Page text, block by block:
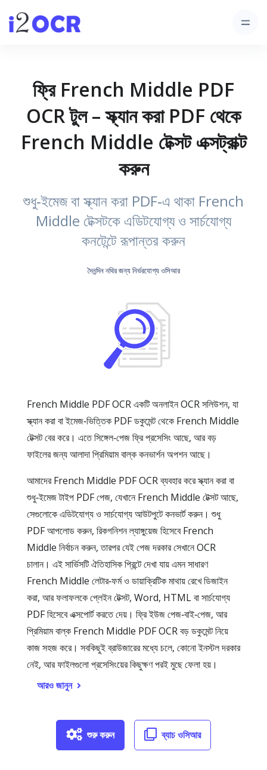
ফ্রি French Middle PDF
OCR টুল – স্ক্যান করা PDF থেকে
French Middle টেক্সট এক্সট্রাক্ট
করুন
শুধু‑ইমেজ বা স্ক্যান করা PDF‑এ থাকা French
Middle টেক্সটকে এডিটযোগ্য ও সার্চযোগ্য
কনটেন্টে রূপান্তর করুন
দৈনন্দিন নথির জন্য নির্ভরযোগ্য ওসিআর
French Middle PDF OCR একটি অনলাইন OCR সলিউশন, যা
স্ক্যান করা বা ইমেজ‑ভিত্তিক PDF ডকুমেন্ট থেকে French Middle
টেক্সট বের করে। এতে সিঙ্গেল‑পেজ ফ্রি প্রসেসিং আছে, আর বড়
ফাইলের জন্য আলাদা প্রিমিয়াম বাল্ক কনভার্শন অপশন আছে।
আমাদের French Middle PDF OCR ব্যবহার করে স্ক্যান করা বা
শুধু‑ইমেজ টাইপ PDF পেজ, যেখানে French Middle টেক্সট আছে,
সেগুলোকে এডিটযোগ্য ও সার্চযোগ্য আউটপুটে কনভার্ট করুন। শুধু
PDF আপলোড করুন, রিকগনিশন ল্যাঙ্গুয়েজ হিসেবে French
Middle নির্বাচন করুন, তারপর যেই পেজ দরকার সেখানে OCR
চালান। এই সার্ভিসটি ঐতিহাসিক প্রিন্টে দেখা যায় এমন সাধারণ
French Middle লেটার‑ফর্ম ও ডায়াক্রিটিক মাথায় রেখে ডিজাইন
করা, আর ফলাফলকে প্লেইন টেক্সট, Word, HTML বা সার্চযোগ্য
PDF হিসেবে এক্সপোর্ট করতে দেয়। ফ্রি ইউজ পেজ‑বাই‑পেজ, আর
প্রিমিয়াম বাল্ক French Middle PDF OCR বড় ডকুমেন্ট নিয়ে
কাজ সহজ করে। সবকিছুই ব্রাউজারের মধ্যে চলে, কোনো ইনস্টল দরকার
নেই, আর ফাইলগুলো প্রসেসিংয়ের কিছুক্ষণ পরই মুছে ফেলা হয়।
আরও জানুন
শুরু করুন ব্যাচ ওসিআর